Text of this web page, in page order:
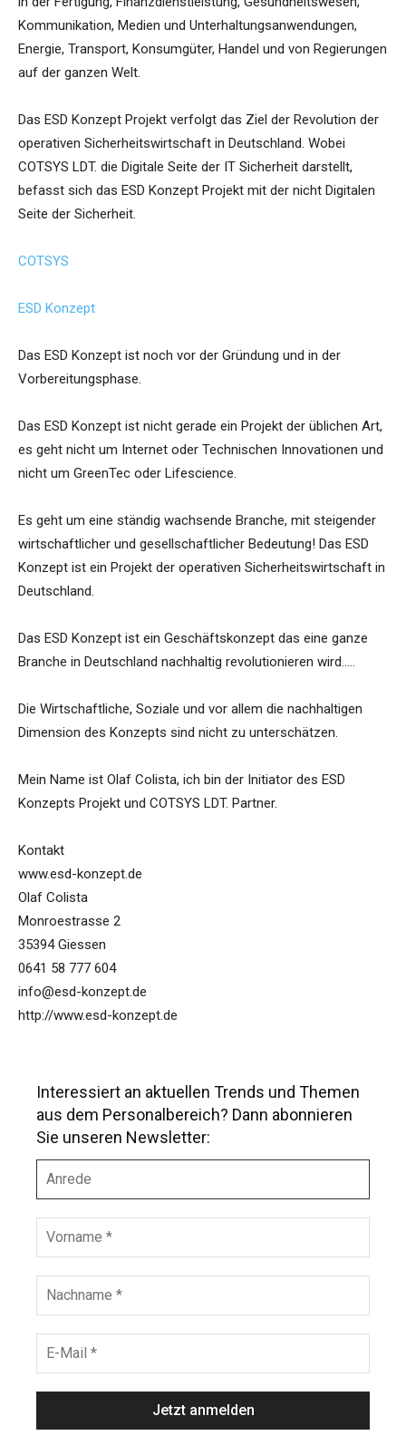
Kommunikation, Medien und Unterhaltungsanwendungen,
Energie, Transport, Konsumgüter, Handel und von Regierungen
auf der ganzen Welt.
Das ESD Konzept Projekt verfolgt das Ziel der Revolution der
operativen Sicherheitswirtschaft in Deutschland. Wobei
COTSYS LDT. die Digitale Seite der IT Sicherheit darstellt,
befasst sich das ESD Konzept Projekt mit der nicht Digitalen
Seite der Sicherheit.
COTSYS
ESD Konzept
Das ESD Konzept ist noch vor der Gründung und in der
Vorbereitungsphase.
Das ESD Konzept ist nicht gerade ein Projekt der üblichen Art,
es geht nicht um Internet oder Technischen Innovationen und
nicht um GreenTec oder Lifescience.
Es geht um eine ständig wachsende Branche, mit steigender
wirtschaftlicher und gesellschaftlicher Bedeutung! Das ESD
Konzept ist ein Projekt der operativen Sicherheitswirtschaft in
Deutschland.
Das ESD Konzept ist ein Geschäftskonzept das eine ganze
Branche in Deutschland nachhaltig revolutionieren wird…..
Die Wirtschaftliche, Soziale und vor allem die nachhaltigen
Dimension des Konzepts sind nicht zu unterschätzen.
Mein Name ist Olaf Colista, ich bin der Initiator des ESD
Konzepts Projekt und COTSYS LDT. Partner.
Kontakt
www.esd-konzept.de
Olaf Colista
Monroestrasse 2
35394 Giessen
0641 58 777 604
info@esd-konzept.de
http://www.esd-konzept.de
Interessiert an aktuellen Trends und Themen
aus dem Personalbereich? Dann abonnieren
Sie unseren Newsletter:
r
e
e
r
n
m
c
h
a
M
a
l